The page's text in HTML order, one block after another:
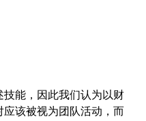
能，因此我们认为以财
该被视为团队活动，而